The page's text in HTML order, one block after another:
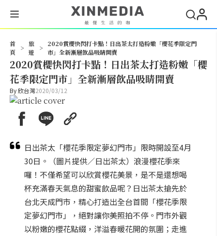
首
頁
>
旅
遊
>
2020賞櫻快閃打卡點！日出茶太打造粉嫩「櫻花季限定門
市」全新漸層飲品吸睛開賣
2020賞櫻快閃打卡點！日出茶太打造粉嫩「櫻
花季限定門市」全新漸層飲品吸睛開賣
By欣台灣2020/03/12
日出茶太「櫻花季限定夢幻門市」限時開設至4月
30日。（圖片提供／日出茶太）浪漫櫻花季來
囉！不僅希望可以欣賞櫻花美景，是不是還想喝
杯充滿春天氣息的甜蜜飲品呢？日出茶太搶先於
台北天成門市，精心打造出全台首間「櫻花季限
定夢幻門市」，絕對讓你美照拍不停。門市外觀
以粉嫩的櫻花點綴，洋溢春暖花開的氛圍；走進